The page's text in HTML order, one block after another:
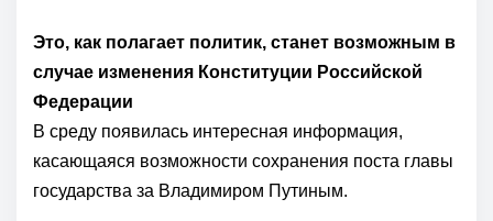
Это, как полагает политик, станет возможным в
случае изменения Конституции Российской
Федерации
В среду появилась интересная информация,
касающаяся возможности сохранения поста главы
государства за Владимиром Путиным.